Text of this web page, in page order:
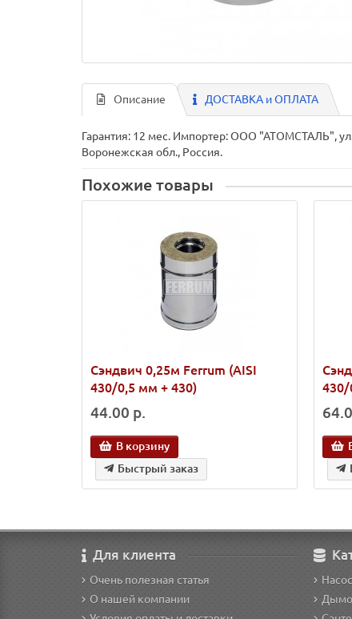
Описание ДОСТАВКА и ОПЛАТА
Гарантия: 12 мес. Импортер: ООО "АТОМСТАЛЬ",
Воронежская обл., Россия.
Похожие товары
Сэндвич 0,25м Ferrum (AISI
430/0,5 мм + 430)
44.00 р.
В корзину
Быстрый заказ
430/
Для клиента
Очень полезная статья
О нашей компании